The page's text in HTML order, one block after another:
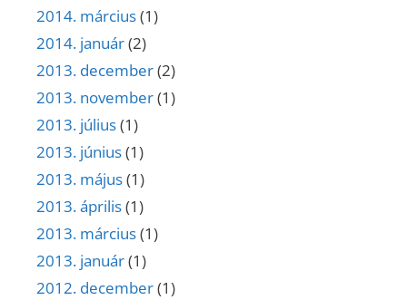
2014. március(1)
2014. január(2)
2013. december(2)
2013. november(1)
2013. július(1)
2013. június(1)
2013. május(1)
2013. április(1)
2013. március(1)
2013. január(1)
2012. december(1)